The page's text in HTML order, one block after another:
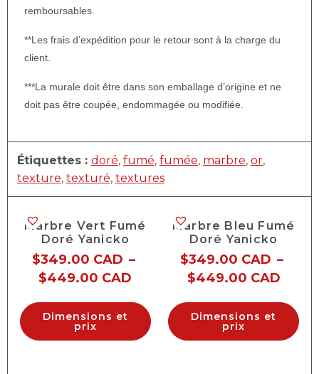
remboursables.
**Les frais d’expédition pour le retour sont à la charge du
client.
***La murale doit être dans son emballage d’origine et ne
doit pas être coupée, endommagée ou modifiée.
Étiquettes : doré, fumé, fumée, marbre, or,
texture, texturé, textures
Marbre Vert Fumé
Doré Yanicko
$349.00 CAD –
$449.00 CAD
Dimensions et
prix
Marbre Bleu Fumé
Doré Yanicko
$349.00 CAD –
$449.00 CAD
Dimensions et
prix